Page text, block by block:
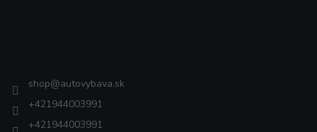
shop@autovybava.sk
+421944003991
+421944003991